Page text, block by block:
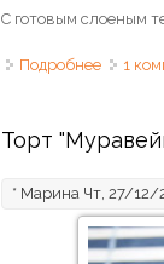
С готовым слоеным
Подробнее о 1
Торт
* Марина Чт, 27/12/